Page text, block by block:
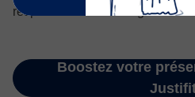
respectant la déontologie.
Boostez votre